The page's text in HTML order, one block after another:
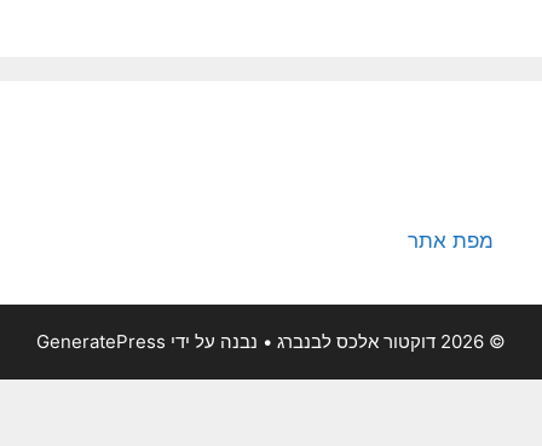
מפת אתר
© 2026 דוקטור אלכס לבנברג • נבנה על ידי GeneratePress